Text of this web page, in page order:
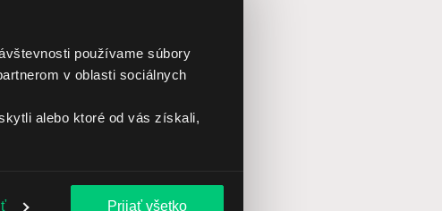
používame súbory
v oblasti sociálnych
alebo ktoré od vás získali,
Prijať všetko